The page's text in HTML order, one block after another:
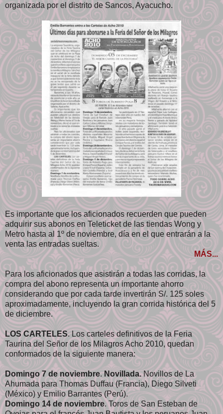
organizada por el distrito de Sancos, Ayacucho.
Es importante que los aficionados recuerden que pueden
adquirir sus abonos en Teleticket de las tiendas Wong y
Metro hasta al 1º de noviembre, día en el que entrarán a la
venta las entradas sueltas.
MÁS...
Para los aficionados que asistirán a todas las corridas, la
compra del abono representa un importante ahorro
considerando que por cada tarde invertirán S/. 125 soles
aproximadamente, incluyendo la gran corrida histórica del 5
de diciembre.
LOS CARTELES. Los carteles definitivos de la Feria
Taurina del Señor de los Milagros Acho 2010, quedan
conformados de la siguiente manera:
Domingo 7 de noviembre.Novillada.Novillos de La
Ahumada para Thomas Duffau (Francia), Diego Silveti
(México) y Emilio Barrantes (Perú).
Domingo 14 de noviembre. Toros de San Esteban de